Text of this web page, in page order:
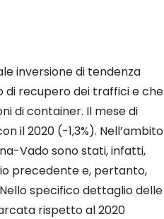
inversione di tendenza
di recupero dei traffici e che
di container. Il mese di
il 2020 (-1,3%). Nell’ambito
Vado sono stati, infatti,
precedente e, pertanto,
Nello specifico dettaglio delle
rispetto al 2020